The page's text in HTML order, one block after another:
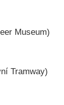
Museum)
Tramway)